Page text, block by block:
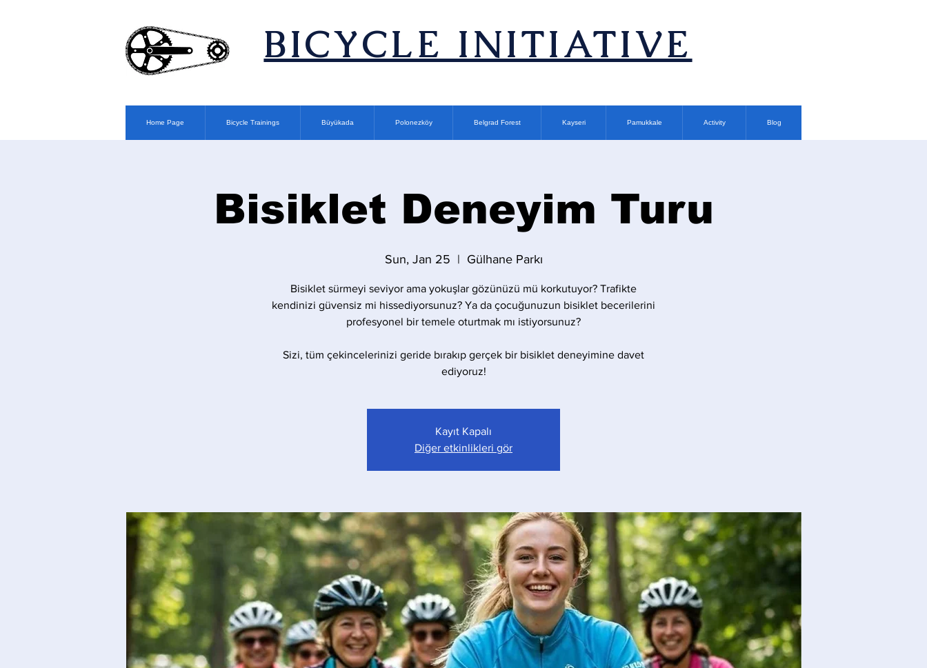
​BICYCLE INITIATIVE
Home Page Bicycle Trainings Büyükada Polonezköy Belgrad Forest Kayseri Pamukkale Activity Blog
Bisiklet Deneyim Turu
Sun, Jan 25
  |
Gülhane Parkı
Bisiklet sürmeyi seviyor ama yokuşlar gözünüzü mü korkutuyor? Trafikte
kendinizi güvensiz mi hissediyorsunuz? Ya da çocuğunuzun bisiklet becerilerini
profesyonel bir temele oturtmak mı istiyorsunuz?
Sizi, tüm çekincelerinizi geride bırakıp gerçek bir bisiklet deneyimine davet
ediyoruz!
Kayıt Kapalı
Diğer etkinlikleri gör